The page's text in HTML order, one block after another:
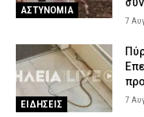
τίθενται σε «Red Code»
ΑΣΤΥΝΟΜΙΑ
7
ΕΙΔΗΣΕΙΣ 7